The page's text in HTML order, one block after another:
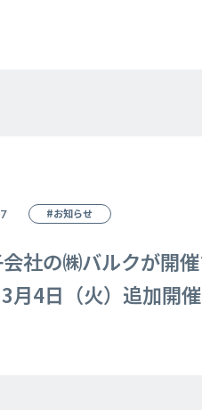
#お知らせ
社の㈱バルクが開
月4日（火）追加開催